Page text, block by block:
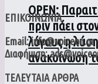
ΟPEN:
πριν πάει
λόγους η
ανακοίνωση
ΕΠΙΚΟΙΝΩΝΙΑ
Email: info@voiceon.gr
Διαφήμιση:
ΤΕΛΕΥΤΑΙΑ ΑΡΘΡΑ